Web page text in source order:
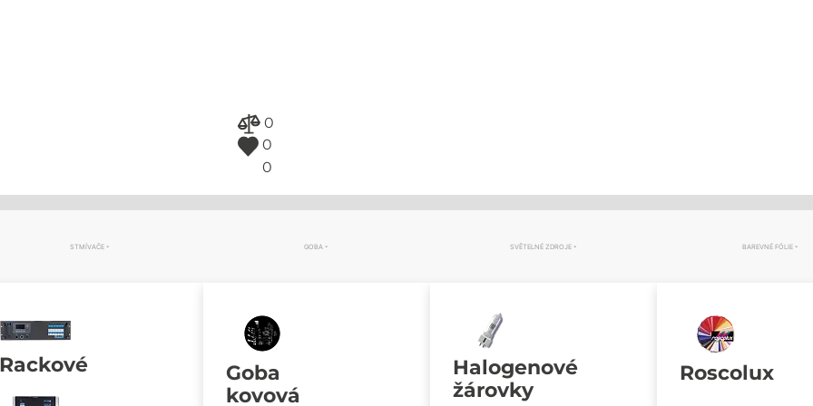
0
0
0
STMÍVAČE
Rackové
GOBA
Goba
kovová
SVĚTELNÉ ZDROJE
Halogenové
žárovky
BAREVNÉ FÓLIE
Roscolux